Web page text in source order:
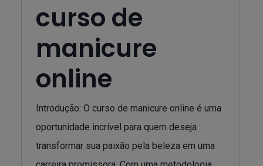
curso de
manicure
online
Introdução: O curso de manicure online é uma
oportunidade incrível para quem deseja
transformar sua paixão pela beleza em uma